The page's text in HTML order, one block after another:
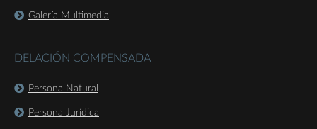
Galería Multimedia
DELACIÓN COMPENSADA
Persona Natural
Persona Jurídica